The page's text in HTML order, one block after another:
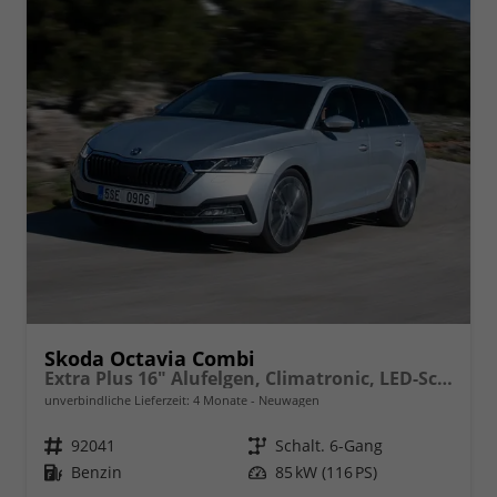
Skoda Octavia Combi
Extra Plus 16" Alufelgen, Climatronic, LED-Scheinwerfer, Parksensoren hinten, Radio 10" + Wireless Smartlink, Tempomat, Multifunktions-Lederlenkrad, Dachreling uvm.
unverbindliche Lieferzeit: 4 Monate Neuwagen
Fahrzeugnr. 92041 Getriebe Schalt. 6-Gang
Kraftstoff Benzin Leistung 85 kW (116 PS)